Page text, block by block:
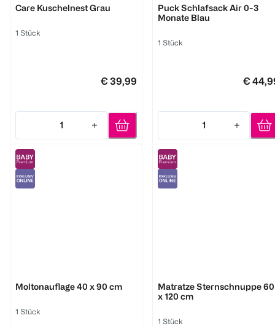
Care Kuschelnest Grau
1 Stück
€ 39,99
1
Quantity: 1
Puck Schlafsack Air 0-3
Monate Blau
1 Stück
€
1
Quantity: 1
Moltonauflage 40 x 90 cm
1 Stück
Matratze Sternschnuppe 60
x 120 cm
1 Stück